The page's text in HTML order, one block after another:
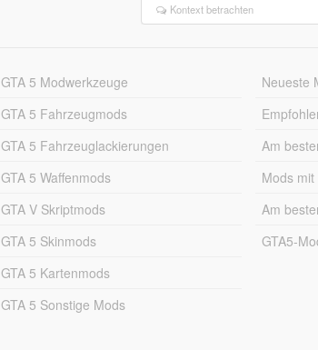
Kontext betrachten
GTA 5 Modwerkzeuge
GTA 5 Fahrzeugmods
GTA 5 Fahrzeuglackierungen
GTA 5 Waffenmods
GTA V Skriptmods
GTA 5 Skinmods
GTA 5 Kartenmods
GTA 5 Sonstige Mods
Neueste
Am
Mods
Am
GTA5-